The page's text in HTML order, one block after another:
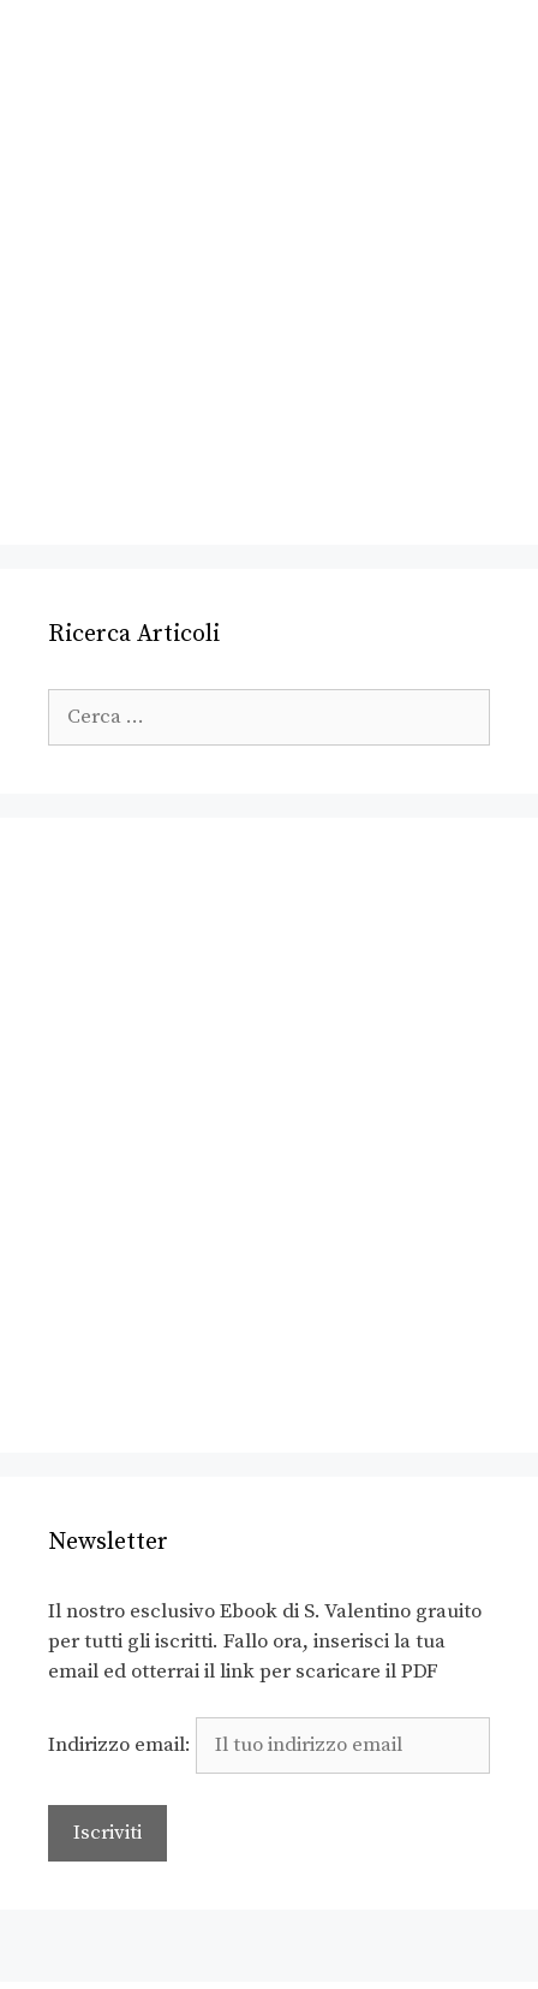
Ricerca Articoli
Newsletter
Il nostro esclusivo Ebook di S. Valentino grauito
per tutti gli iscritti. Fallo ora, inserisci la tua
email ed otterrai il link per scaricare il PDF
Indirizzo email: